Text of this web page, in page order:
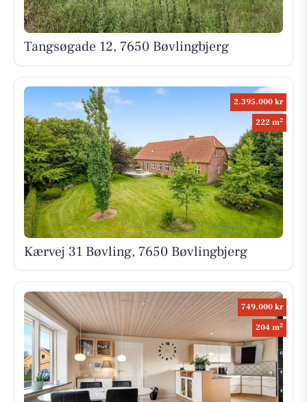
Tangsøgade 12, 7650 Bøvlingbjerg
2.395.000 kr
222 m2
Kærvej 31 Bøvling, 7650 Bøvlingbjerg
749.000 kr
204 m2